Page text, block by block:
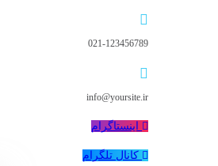
021-123456789
info@yoursite.ir
اینستاگرام
کانال تلگرام